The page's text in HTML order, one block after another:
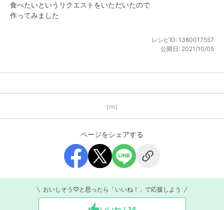
食べたいというリクエストをいただいたので
作ってみました
レシピID: 1380017557
公開日: 2021/10/05
【PR】
ページをシェアする
おいしそう♡と思ったら「いいね！」で応援しよう